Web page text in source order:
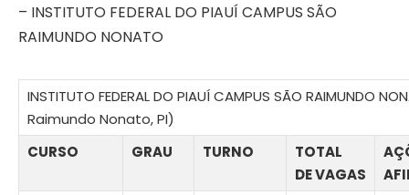
– INSTITUTO FEDERAL DO PIAUÍ CAMPUS SÃO
RAIMUNDO NONATO
INSTITUTO FEDERAL DO PIAUÍ CAMPUS SÃO RAIMUNDO
Raimundo Nonato, PI)
CURSO
GRAU TURNO
TOTAL
DE VAGAS